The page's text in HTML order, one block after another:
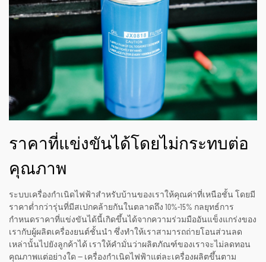
ราคาที่แข่งขันได้โดยไม่กระทบต่อ
คุณภาพ
ระบบเครื่องกำเนิดไฟฟ้าสำหรับบ้านของเราให้คุณค่าที่เหนือชั้น โดยมี
ราคาต่ำกว่ารุ่นที่มีสเปกคล้ายกันในตลาดถึง 10%-15% กลยุทธ์การ
กำหนดราคาที่แข่งขันได้นี้เกิดขึ้นได้จากความร่วมมืออันแข็งแกร่งของ
เรากับผู้ผลิตเครื่องยนต์ชั้นนำ ซึ่งทำให้เราสามารถถ่ายโอนส่วนลด
เหล่านั้นไปยังลูกค้าได้ เราให้คำมั่นว่าผลิตภัณฑ์ของเราจะไม่ลดทอน
คุณภาพแต่อย่างใด — เครื่องกำเนิดไฟฟ้าแต่ละเครื่องผลิตขึ้นตาม